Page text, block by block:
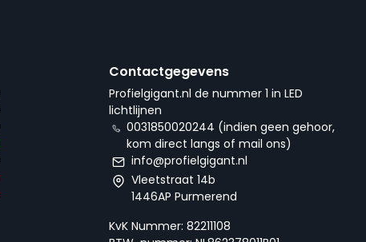
Contactgegevens
Profielgigant.nl de nummer 1 in LED
lichtlijnen
0031850020244 (indien geen gehoor,
kom direct langs of mail ons)
info@profielgigant.nl
Vleetstraat 14b
1446AP Purmerend
KvK Nummer: 82211108